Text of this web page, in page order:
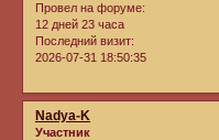
Провел на форуме:
12 дней 23 часа
Последний визит:
2026-07-31 18:50:35
Nadya-K
Участник